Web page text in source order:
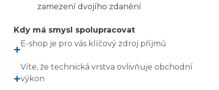
zamezení dvojího zdanění
Kdy má smysl spolupracovat
E-shop je pro vás klíčový zdroj příjmů
Víte, že technická vrstva ovlivňuje obchodní
výkon